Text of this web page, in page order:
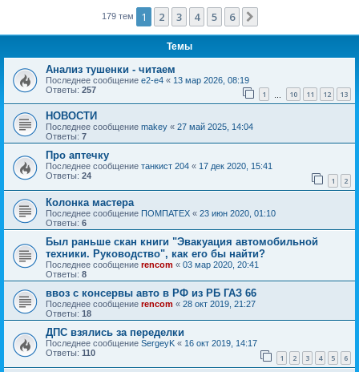
179 тем 1 2 3 4 5 6
Темы
Анализ тушенки - читаем
Последнее сообщение e2-e4 « 13 мар 2026, 08:19
Ответы: 257 1 10 11 12 13
НОВОСТИ
Последнее сообщение makey « 27 май 2025, 14:04
Ответы: 7
Про аптечку
Последнее сообщение танкист 204 « 17 дек 2020, 15:41
Ответы: 24 1 2
Колонка мастера
Последнее сообщение ПОМПАТЕХ « 23 июн 2020, 01:10
Ответы: 6
Был раньше скан книги "Эвакуация автомобильной
техники. Руководство", как его бы найти?
Последнее сообщение rencom « 03 мар 2020, 20:41
Ответы: 8
ввоз с консервы авто в РФ из РБ ГАЗ 66
Последнее сообщение rencom « 28 окт 2019, 21:27
Ответы: 18
ДПС взялись за переделки
Последнее сообщение SergeyK « 16 окт 2019, 14:17
Ответы: 110 1 2 3 4 5 6